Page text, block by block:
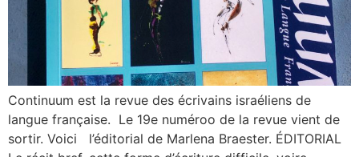
Continuum est la revue des écrivains israéliens de
langue française. Le 19e numéroo de la revue vient de
sortir. Voici l’éditorial de Marlena Braester. ÉDITORIAL